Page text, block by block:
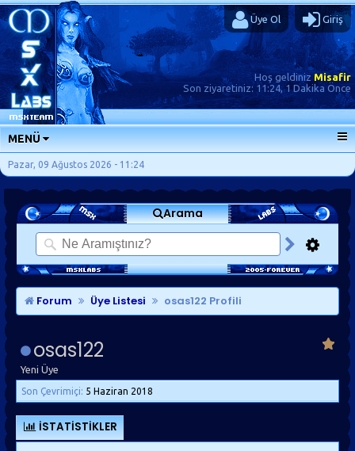
Üye Ol Giriş
Hoş geldinizMisafir
Son ziyaretiniz: 11:24, 1 Dakika Önce
MENÜ
ANA SAYFA
FORUMLAR
SORU-CEVAP
GÜNLÜKLER
SON MESAJLAR
KISAYOLLAR
Pazar, 09 Ağustos 2026 - 11:24
Arama
Forum Üye Listesi osas122 Profili
osas122
Yeni Üye
Son Çevrimiçi: 5 Haziran 2018
İSTATISTIKLER